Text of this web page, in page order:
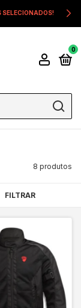
0
8 produtos
FILTRAR